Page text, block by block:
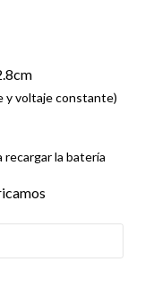
y voltaje constante)
recargar la batería